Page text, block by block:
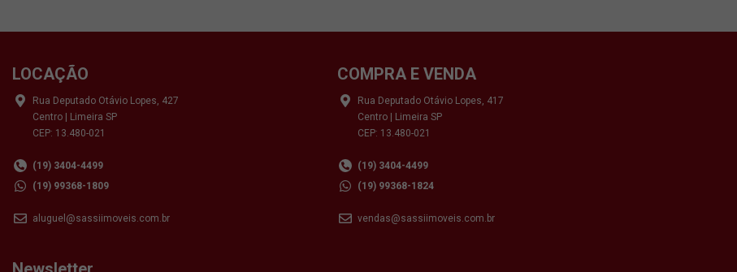
LOCAÇÃO
Rua Deputado Otávio Lopes, 427
Centro | Limeira SP
CEP: 13.480-021
(19) 3404-4499
(19) 99368-1809
aluguel@sassiimoveis.com.br
COMPRA E VENDA
Rua Deputado Otávio Lopes, 417
Centro | Limeira SP
CEP: 13.480-021
(19) 3404-4499
(19) 99368-1824
vendas@sassiimoveis.com.br